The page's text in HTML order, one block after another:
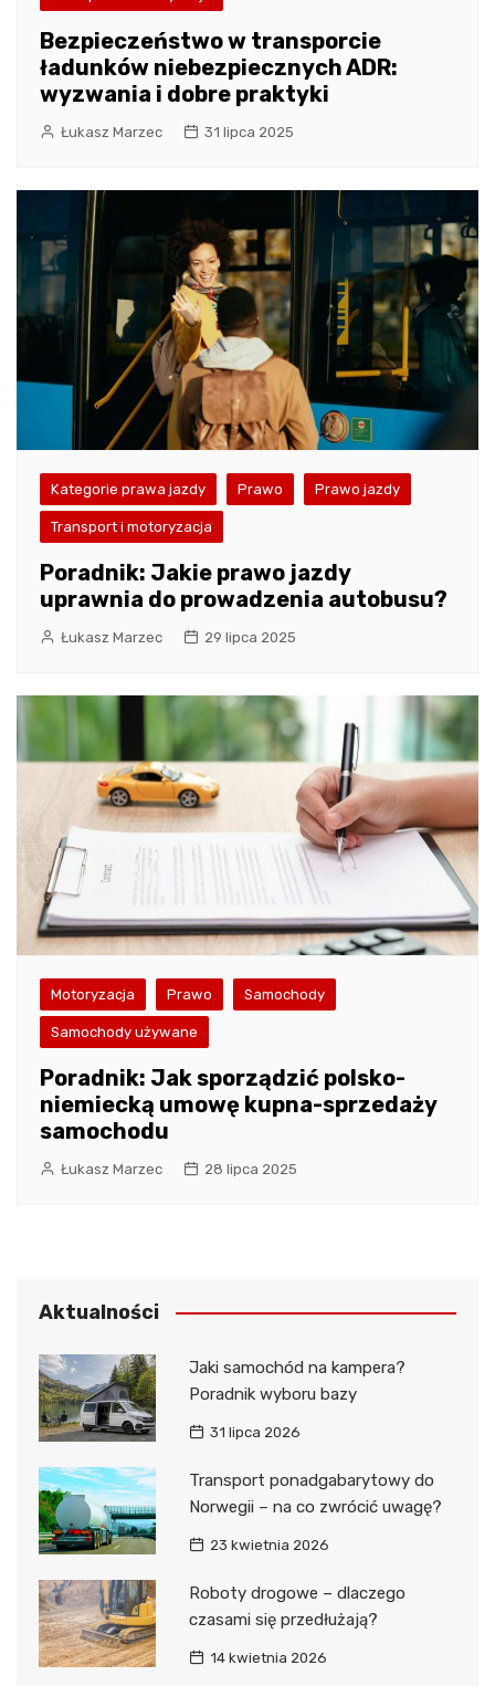
Bezpieczeństwo w transporcie
ładunków niebezpiecznych ADR:
wyzwania i dobre praktyki
Łukasz Marzec 31 lipca 2025
Kategorie prawa jazdy Prawo Prawo jazdy
Transport i motoryzacja
Poradnik: Jakie prawo jazdy
uprawnia do prowadzenia autobusu?
Łukasz Marzec 29 lipca 2025
Motoryzacja Prawo Samochody
Samochody używane
Poradnik: Jak sporządzić polsko-
niemiecką umowę kupna-sprzedaży
samochodu
Łukasz Marzec 28 lipca 2025
Aktualności
Jaki samochód na kampera?
Poradnik wyboru bazy
31 lipca 2026
Transport ponadgabarytowy do
Norwegii – na co zwrócić uwagę?
23 kwietnia 2026
Roboty drogowe – dlaczego
czasami się przedłużają?
14 kwietnia 2026